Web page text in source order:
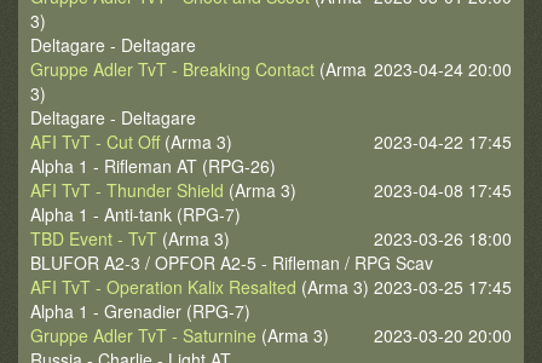
3)
Deltagare - Deltagare
2023-04-24 20:00
Gruppe Adler TvT - Breaking Contact (Arma
3)
Deltagare - Deltagare
2023-04-22 17:45
AFI TvT - Cut Off(Arma 3)
Alpha 1 - Rifleman AT (RPG-26)
2023-04-08 17:45
AFI TvT - Thunder Shield (Arma 3)
Alpha 1 - Anti-tank (RPG-7)
2023-03-26 18:00
TBD Event - TvT (Arma 3)
BLUFOR A2-3 / OPFOR A2-5 - Rifleman / RPG Scav
2023-03-25 17:45
AFI TvT - Operation Kalix Resalted (Arma 3)
Alpha 1 - Grenadier (RPG-7)
2023-03-20 20:00
Gruppe Adler TvT - Saturnine (Arma 3)